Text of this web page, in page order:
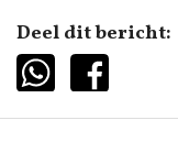
Deel dit bericht: